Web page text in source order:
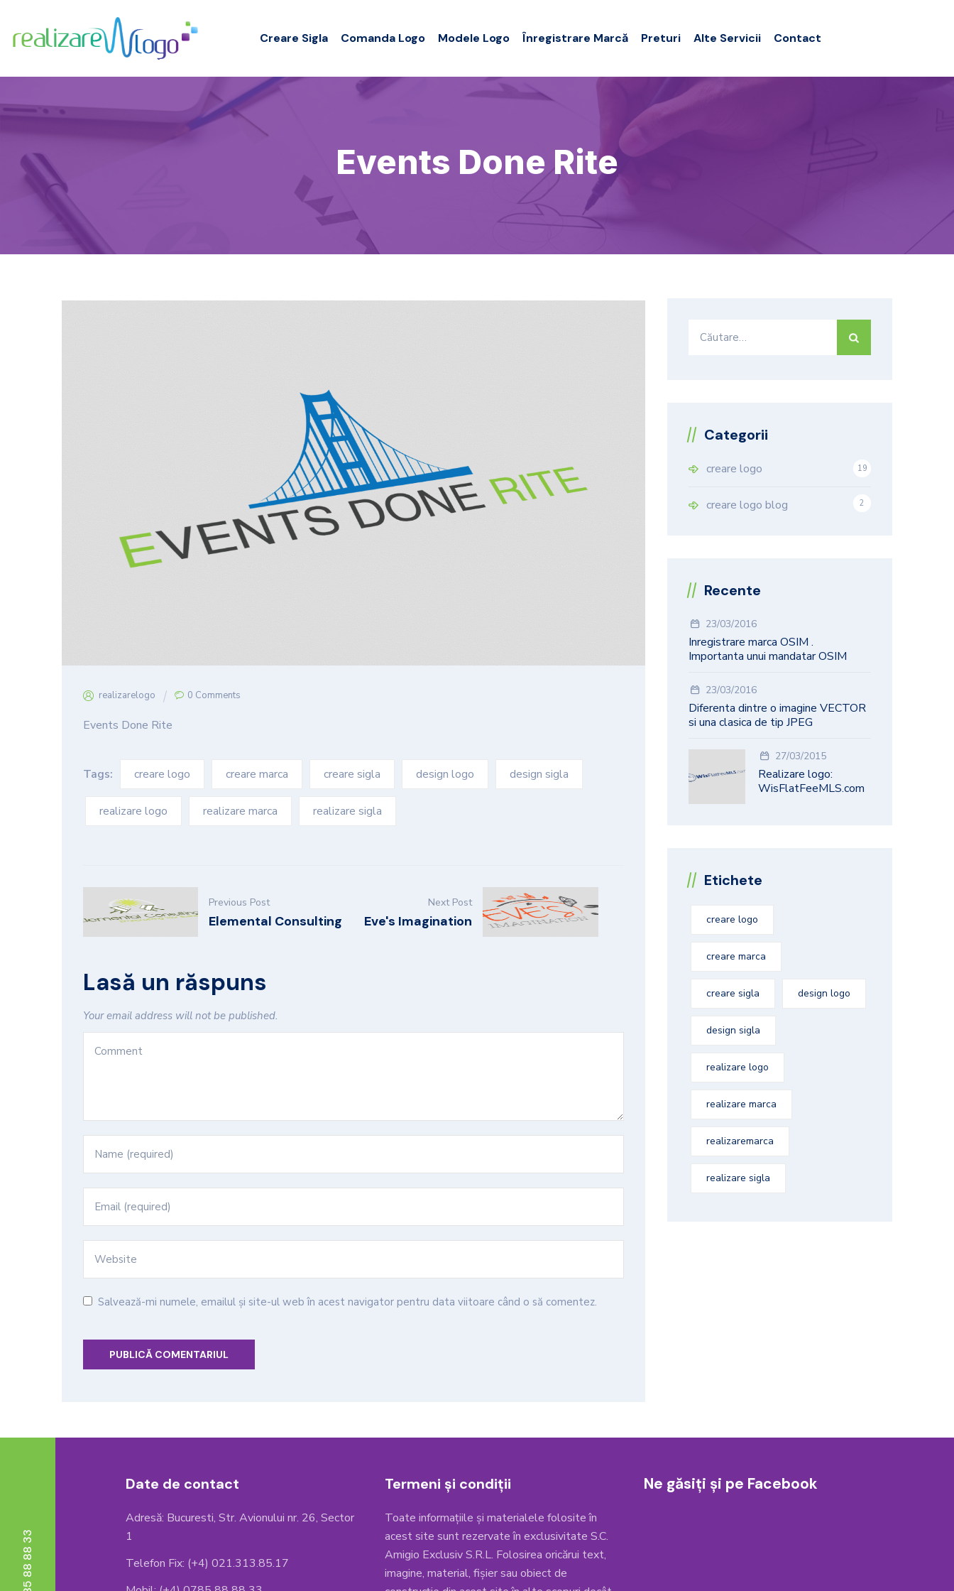
Creare Sigla Comanda Logo Modele Logo Înregistrare Marcă Preturi Alte Servicii Contact
Events Done Rite
realizarelogo 0 Comments
Events Done Rite
Tags: creare logo creare marca creare sigla design logo design sigla
realizare logo realizare marca realizare sigla
Previous Post
Elemental Consulting
Next Post
Eve's Imagination
Lasă un răspuns
Your email address will not be published.
Salvează-mi numele, emailul și site-ul web în acest navigator pentru data viitoare când o să comentez.
Categorii
creare logo
19
creare logo blog 2
Recente
23/03/2016
Inregistrare marca OSIM .
Importanta unui mandatar OSIM
23/03/2016
Diferenta dintre o imagine VECTOR
si una clasica de tip JPEG
27/03/2015
Realizare logo:
WisFlatFeeMLS.com
Etichete
creare logo
creare marca
creare sigla design logo
design sigla
realizare logo
realizare marca
realizaremarca
realizare sigla
Date de contact
Adresă: Bucuresti, Str. Avionului nr. 26, Sector
1
Telefon Fix: (+4) 021.313.85.17
Termeni și condiții
Toate informațiile și materialele folosite în
acest site sunt rezervate în exclusivitate S.C.
Amigio Exclusiv S.R.L. Folosirea oricărui text,
imagine, material, fișier sau obiect de
Ne găsiți și pe Facebook